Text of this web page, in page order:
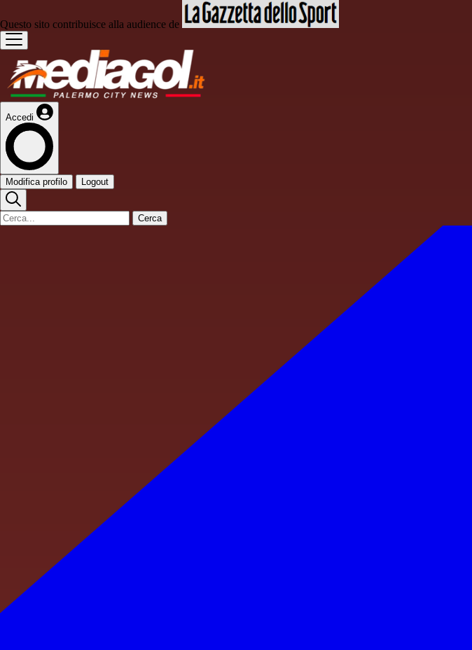
Questo sito contribuisce alla audience de
Accedi
Modifica profilo Logout
Cerca